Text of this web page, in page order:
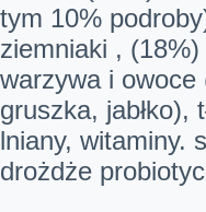
tym 10%
ziemniaki , (18%)
warzywa i owoce
gruszka, jabłko),
lniany, witaminy.
drożdże